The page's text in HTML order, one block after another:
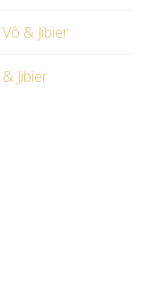
& Jibier
Jibier